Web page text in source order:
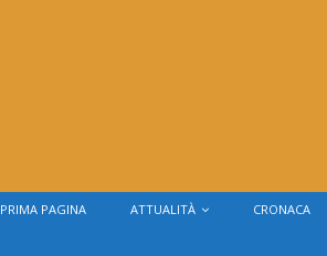
PRIMA PAGINA ATTUALITÀ CRONACA